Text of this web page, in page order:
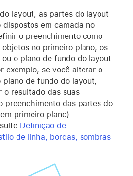
layout, as partes do layout
dispostos em camada no
o preenchimento como
no primeiro plano, os
o plano de fundo do layout
exemplo, se você alterar o
plano de fundo do layout,
o resultado das suas
preenchimento das partes do
primeiro plano)
Definição de
de linha, bordas, sombras